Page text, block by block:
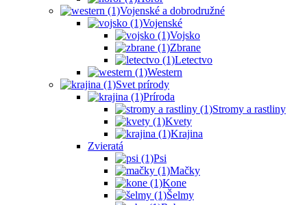
Vojenské a dobrodružné
Vojenské
Vojsko
Zbrane
Letectvo
Western
Svet prírody
Príroda
Stromy a rastliny
Kvety
Krajina
Zvieratá
Psi
Mačky
Kone
Šelmy